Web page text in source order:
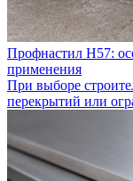
Профнастил Н57:
применения
При выборе
перекрытий или